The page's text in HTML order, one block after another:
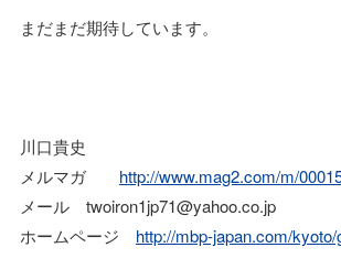
まだまだ期待しています。
川口貴史
メルマガ http://www.mag2.com/m/
メール twoiron1jp71@yahoo.co.jp
ホームページ http://mbp-japan.com/